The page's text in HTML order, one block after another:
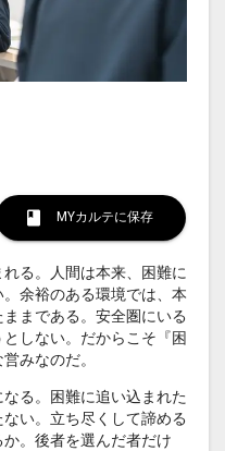
MYカルテに保存
る。人間は本来、困難に
余裕のある環境では、本
まである。安全圏にいる
しない。だからこそ『困
みなのだ。
る。困難に追い込まれた
い。立ち尽くして諦める
。後者を選んだ者だけ